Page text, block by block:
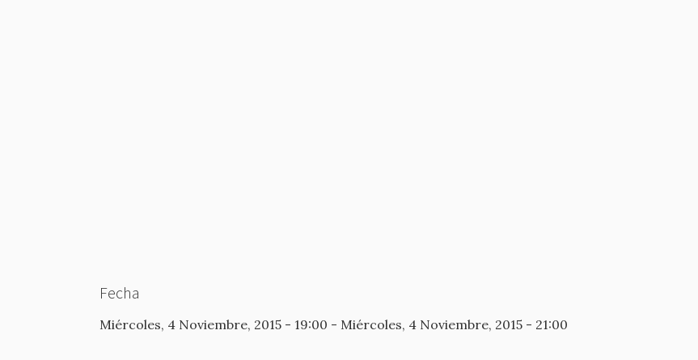
Fecha
Miércoles, 4 Noviembre, 2015 - 19:00 - Miércoles, 4 Noviembre, 2015 - 21:00